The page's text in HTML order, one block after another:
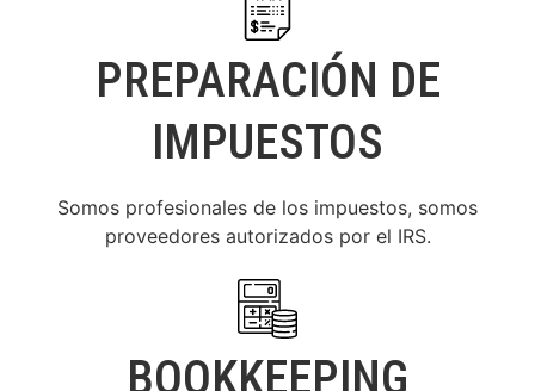
PREPARACIÓN DE
IMPUESTOS
Somos profesionales de los impuestos, somos
proveedores autorizados por el IRS.
BOOKKEEPING